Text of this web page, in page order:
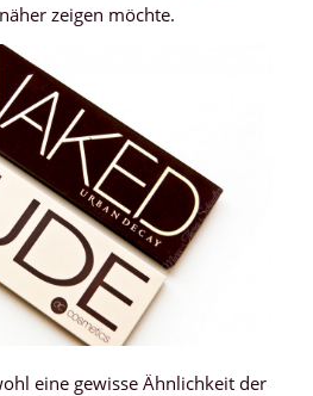
zeigen möchte.
eine gewisse Ähnlichkeit der